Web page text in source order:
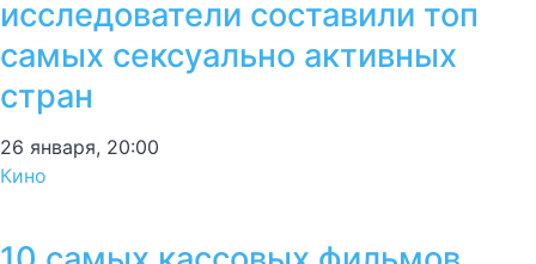
исследователи составили топ
самых сексуально активных
стран
26 января, 20:00
Кино